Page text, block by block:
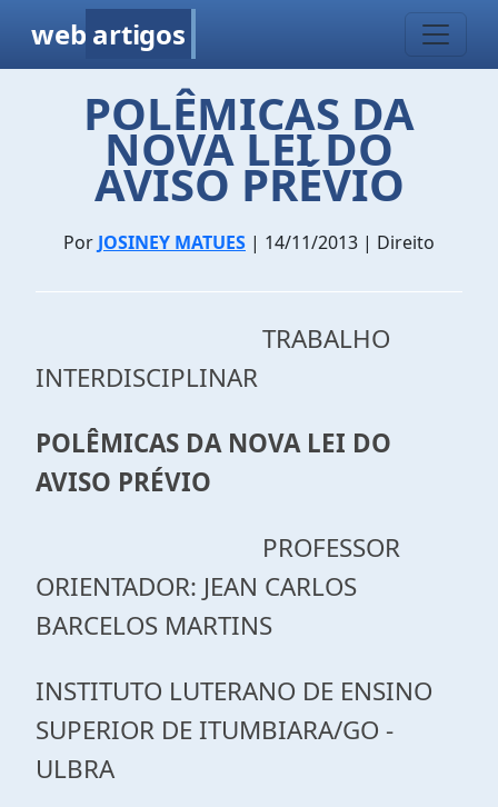
web artigos
POLÊMICAS DA
NOVA LEI DO
AVISO PRÉVIO
Por JOSINEY MATUES | 14/11/2013 | Direito
TRABALHO
INTERDISCIPLINAR
POLÊMICAS DA NOVA LEI DO
AVISO PRÉVIO
PROFESSOR
ORIENTADOR: JEAN CARLOS
BARCELOS MARTINS
INSTITUTO LUTERANO DE ENSINO
SUPERIOR DE ITUMBIARA/GO -
ULBRA